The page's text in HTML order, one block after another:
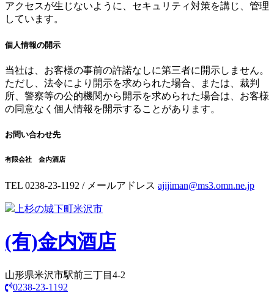
アクセスが生じないように、セキュリティ対策を講じ、管理
しています。
個人情報の開示
当社は、お客様の事前の許諾なしに第三者に開示しません。
ただし、法令により開示を求められた場合、または、裁判
所、警察等の公的機関から開示を求められた場合は、お客様
の同意なく個人情報を開示することがあります。
お問い合わせ先
有限会社 金内酒店
TEL 0238-23-1192 / メールアドレス ajijiman@ms3.omn.ne.jp
上杉の城下町米沢市
(有)金内酒店
山形県米沢市駅前三丁目4-2
0238-23-1192